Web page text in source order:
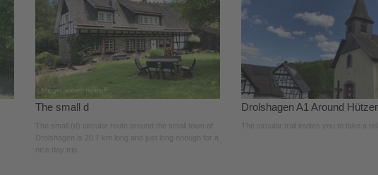
The small d
The small (d) circular route around the small town of
Drolshagen is 20.7 km long and just long enough for a
nice day trip.
Drolshagen A1 Around
The circular trail invites you to take a